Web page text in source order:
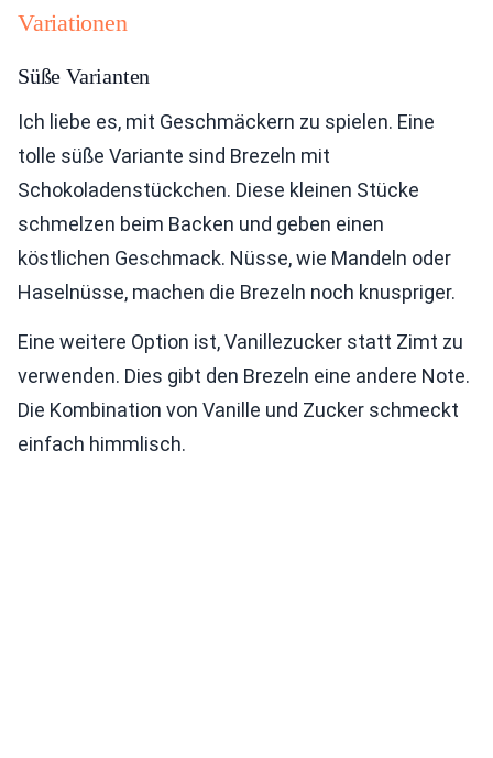
Variationen
Süße Varianten
Ich liebe es, mit Geschmäckern zu spielen. Eine
tolle süße Variante sind Brezeln mit
Schokoladenstückchen. Diese kleinen Stücke
schmelzen beim Backen und geben einen
köstlichen Geschmack. Nüsse, wie Mandeln oder
Haselnüsse, machen die Brezeln noch knuspriger.
Eine weitere Option ist, Vanillezucker statt Zimt zu
verwenden. Dies gibt den Brezeln eine andere Note.
Die Kombination von Vanille und Zucker schmeckt
einfach himmlisch.